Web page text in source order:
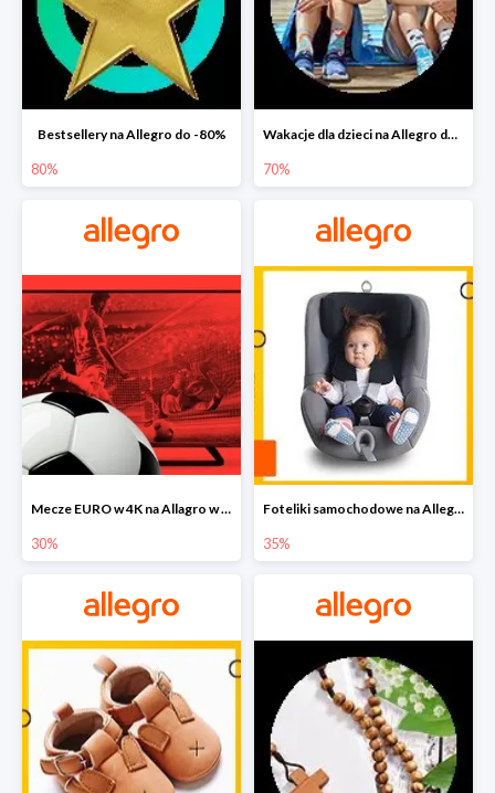
Bestsellery na Allegro do -80%
80%
Wakacje dla dzieci na Allegro do -70%
70%
Mecze EURO w 4K na Allagro w super cenach
30%
Foteliki samochodowe na Allegro w super cenach
35%